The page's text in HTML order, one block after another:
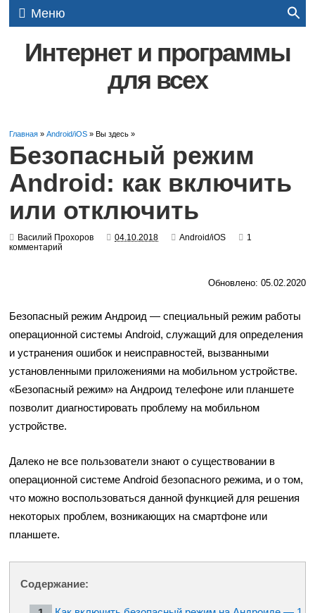
Меню
Интернет и программы
для всех
Главная »Android/iOS » Вы здесь »
Безопасный режим
Android: как включить
или отключить
Василий Прохоров 04.10.2018 Android/iOS
1
комментарий
Обновлено: 05.02.2020
Безопасный режим Андроид — специальный режим работы
операционной системы Android, служащий для определения
и устранения ошибок и неисправностей, вызванными
установленными приложениями на мобильном устройстве.
«Безопасный режим» на Андроид телефоне или планшете
позволит диагностировать проблему на мобильном
устройстве.
Далеко не все пользователи знают о существовании в
операционной системе Android безопасного режима, и о том,
что можно воспользоваться данной функцией для решения
некоторых проблем, возникающих на смартфоне или
планшете.
Содержание: